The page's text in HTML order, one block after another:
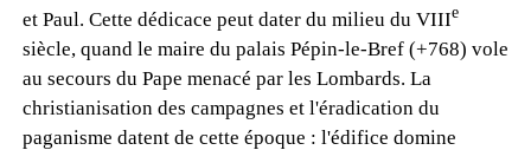
et Paul. Cette dédicace peut dater du milieu du VIIIe
siècle, quand le maire du palais Pépin-le-Bref (+768) vole
au secours du Pape menacé par les Lombards. La
christianisation des campagnes et l'éradication du
paganisme datent de cette époque : l'édifice domine